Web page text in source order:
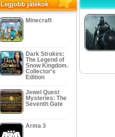
Legjobb játékok
Minecraft
Dark Strokes:
The Legend of
Snow Kingdom.
Collector's
Edition
Jewel Quest
Mysteries: The
Seventh Gate
Arma 3